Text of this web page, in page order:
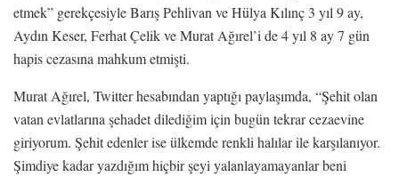
etmek” gerekçesiyle Barış Pehlivan ve Hülya Kılınç 3 yıl 9 ay,
Aydın Keser, Ferhat Çelik ve Murat Ağırel’i de 4 yıl 8 ay 7 gün
hapis cezasına mahkum etmişti.
Murat Ağırel, Twitter hesabından yaptığı paylaşımda, “Şehit olan
vatan evlatlarına şehadet dilediğim için bugün tekrar cezaevine
giriyorum. Şehit edenler ise ülkemde renkli halılar ile karşılanıyor.
Şimdiye kadar yazdığım hiçbir şeyi yalanlayamayanlar beni